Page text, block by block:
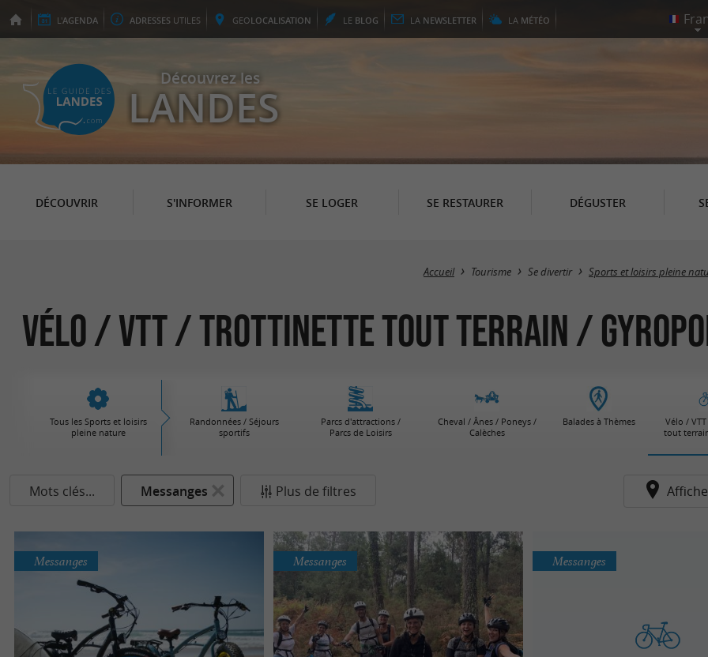
L'AGENDA ADRESSES UTILES GEOLOCALISATION LE BLOG LA NEWSLETTER LA MÉTÉO
Découvrez les
LANDES
DÉCOUVRIR S'INFORMER SE LOGER SE RESTAURER DÉGUSTER
Accueil Tourisme Se divertir Sports et loisirs pleine
Vélo / VTT / Trottinette tout terrain /
Tous les Sports et loisirs
pleine nature
Randonnées / Séjours
sportifs
Parcs d'attractions /
Parcs de Loisirs
Cheval / Ânes / Poneys /
Calèches
Balades à Thèmes
Vélo /
tout
Mots clés... Messanges Plus de filtres
Messanges Messanges Messanges